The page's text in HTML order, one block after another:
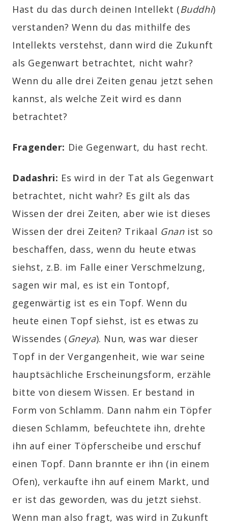
Hast du das durch deinen Intellekt (Buddhi)
verstanden? Wenn du das mithilfe des
Intellekts verstehst, dann wird die Zukunft
als Gegenwart betrachtet, nicht wahr?
Wenn du alle drei Zeiten genau jetzt sehen
kannst, als welche Zeit wird es dann
betrachtet?
Fragender: Die Gegenwart, du hast recht.
Dadashri: Es wird in der Tat als Gegenwart
betrachtet, nicht wahr? Es gilt als das
Wissen der drei Zeiten, aber wie ist dieses
Wissen der drei Zeiten? Trikaal Gnanist so
beschaffen, dass, wenn du heute etwas
siehst, z.B. im Falle einer Verschmelzung,
sagen wir mal, es ist ein Tontopf,
gegenwärtig ist es ein Topf. Wenn du
heute einen Topf siehst, ist es etwas zu
Wissendes (Gneya). Nun, was war dieser
Topf in der Vergangenheit, wie war seine
hauptsächliche Erscheinungsform, erzähle
bitte von diesem Wissen. Er bestand in
Form von Schlamm. Dann nahm ein Töpfer
diesen Schlamm, befeuchtete ihn, drehte
ihn auf einer Töpferscheibe und erschuf
einen Topf. Dann brannte er ihn (in einem
Ofen), verkaufte ihn auf einem Markt, und
er ist das geworden, was du jetzt siehst.
Wenn man also fragt, was wird in Zukunft